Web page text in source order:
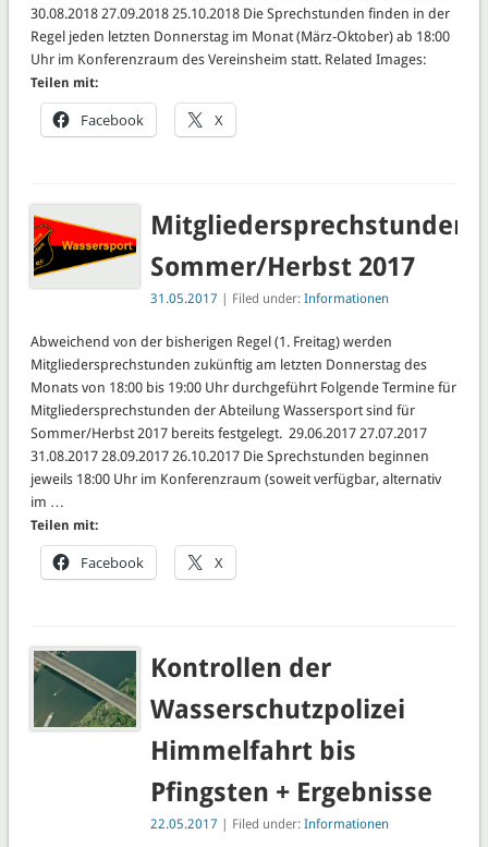
30.08.2018 27.09.2018 25.10.2018 Die Sprechstunden finden in der
Regel jeden letzten Donnerstag im Monat (März-Oktober) ab 18:00
Uhr im Konferenzraum des Vereinsheim statt. Related Images:
Teilen mit:
Facebook X
Mitgliedersprechstunden
Sommer/Herbst 2017
31.05.2017 | Filed under:Informationen
Abweichend von der bisherigen Regel (1. Freitag) werden
Mitgliedersprechstunden zukünftig am letzten Donnerstag des
Monats von 18:00 bis 19:00 Uhr durchgeführt Folgende Termine für
Mitgliedersprechstunden der Abteilung Wassersport sind für
Sommer/Herbst 2017 bereits festgelegt. 29.06.2017 27.07.2017
31.08.2017 28.09.2017 26.10.2017 Die Sprechstunden beginnen
jeweils 18:00 Uhr im Konferenzraum (soweit verfügbar, alternativ
im …
Teilen mit:
Facebook X
Kontrollen der
Wasserschutzpolizei
Himmelfahrt bis
Pfingsten + Ergebnisse
22.05.2017 | Filed under:Informationen